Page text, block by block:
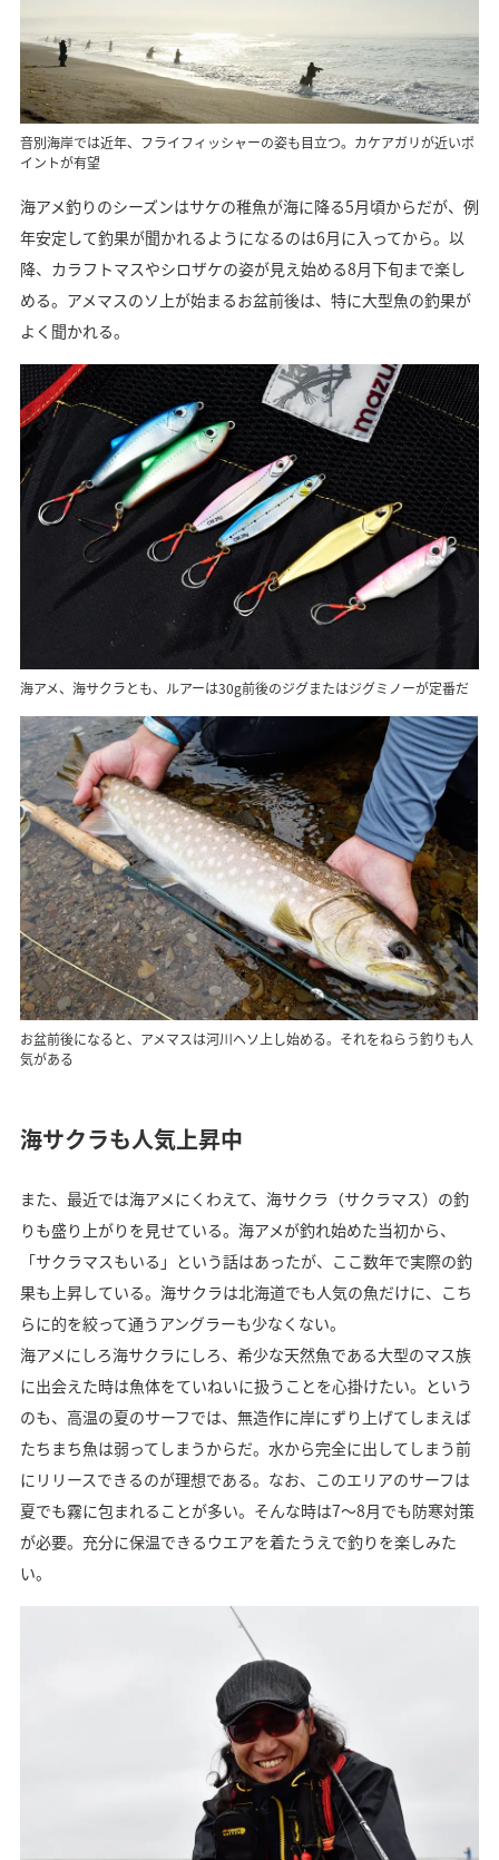
音別海岸では近年、フライフィッシャーの姿も目立つ。カケアガリが近いポ
イントが有望
海アメ釣りのシーズンはサケの稚魚が海に降る5月頃からだが、例
年安定して釣果が聞かれるようになるのは6月に入ってから。以
降、カラフトマスやシロザケの姿が見え始める8月下旬まで楽し
める。アメマスのソ上が始まるお盆前後は、特に大型魚の釣果が
よく聞かれる。
海アメ、海サクラとも、ルアーは30g前後のジグまたはジグミノーが定番だ
お盆前後になると、アメマスは河川へソ上し始める。それをねらう釣りも人
気がある
海サクラも人気上昇中
また、最近では海アメにくわえて、海サクラ（サクラマス）の釣
りも盛り上がりを見せている。海アメが釣れ始めた当初から、
「サクラマスもいる」という話はあったが、ここ数年で実際の釣
果も上昇している。海サクラは北海道でも人気の魚だけに、こち
らに的を絞って通うアングラーも少なくない。
海アメにしろ海サクラにしろ、希少な天然魚である大型のマス族
に出会えた時は魚体をていねいに扱うことを心掛けたい。という
のも、高温の夏のサーフでは、無造作に岸にずり上げてしまえば
たちまち魚は弱ってしまうからだ。水から完全に出してしまう前
にリリースできるのが理想である。なお、このエリアのサーフは
夏でも霧に包まれることが多い。そんな時は7～8月でも防寒対策
が必要。充分に保温できるウエアを着たうえで釣りを楽しみた
い。